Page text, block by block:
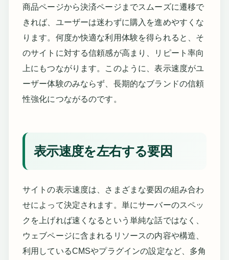
商品ページから決済ページまでスムーズに遷移で
きれば、ユーザーは迷わずに購入を進めやすくな
ります。何度か快適な利用体験を得られると、そ
のサイトに対する信頼感が高まり、リピート率向
上にもつながります。このように、表示速度がユ
ーザー体験のみならず、長期的なブランドの信頼
性強化につながるのです。
表示速度を左右する要因
サイトの表示速度は、さまざまな要因の組み合わ
せによって決定されます。単にサーバーのスペッ
クを上げれば速くなるという単純な話ではなく、
ウェブページに含まれるリソースの内容や構造、
利用しているCMSやプラグインの設定など、多角